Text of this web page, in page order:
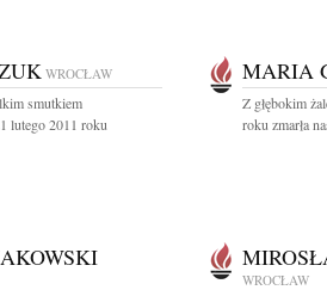
WROCŁAW
smutkiem
lutego 2011 roku
MARIA
Z głębokim
roku zmarła
WROCŁAW